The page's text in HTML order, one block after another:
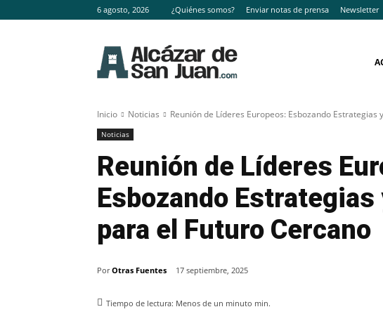
6 agosto, 2026 ¿Quiénes somos? Enviar notas de prensa Newsletter
Inicio Noticias Reunión de Líderes Europeos: Esbozando
Noticias
Reunión de Líderes
Esbozando
para el Futuro Cercano
Por Otras Fuentes 17 septiembre, 2025
Tiempo de lectura: Menos de un minuto min.